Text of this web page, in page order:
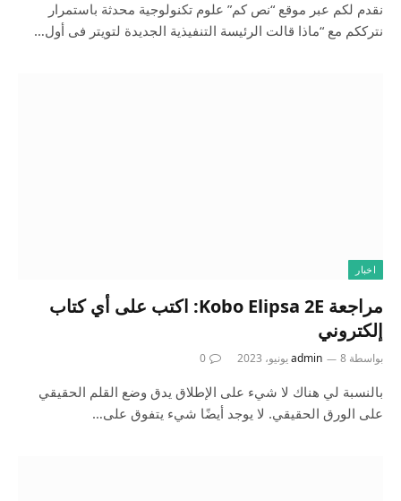
نقدم لكم عبر موقع “نص كم” علوم تكنولوجية محدثة باستمرار
نترككم مع “ماذا قالت الرئيسة التنفيذية الجديدة لتويتر فى أول…
اخبار
مراجعة Kobo Elipsa 2E: اكتب على أي كتاب
إلكتروني
بواسطة admin 8 يونيو، 2023 0
بالنسبة لي هناك لا شيء على الإطلاق يدق وضع القلم الحقيقي
على الورق الحقيقي. لا يوجد أيضًا شيء يتفوق على…